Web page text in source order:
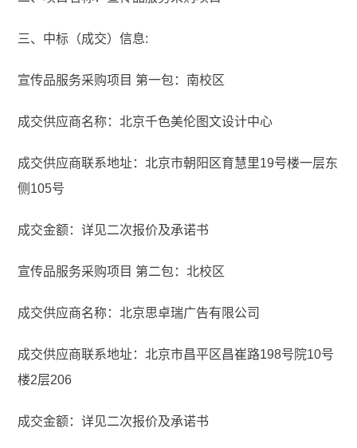
三、中标（成交）信息:
宣传品服务采购项目 第一包：南校区
成交供应商名称：北京千色美伦图文设计中心
成交供应商联系地址：北京市朝阳区育慧里19号楼一层东
侧105号
成交金额：详见二次报价及承诺书
宣传品服务采购项目 第二包：北校区
成交供应商名称：北京思卓瑞广告有限公司
成交供应商联系地址：北京市昌平区昌崔路198号院10号
楼2层206
成交金额：详见二次报价及承诺书